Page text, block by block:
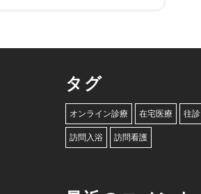
タグ
オンライン診療 在宅医療
往診
訪問入浴
訪問看護